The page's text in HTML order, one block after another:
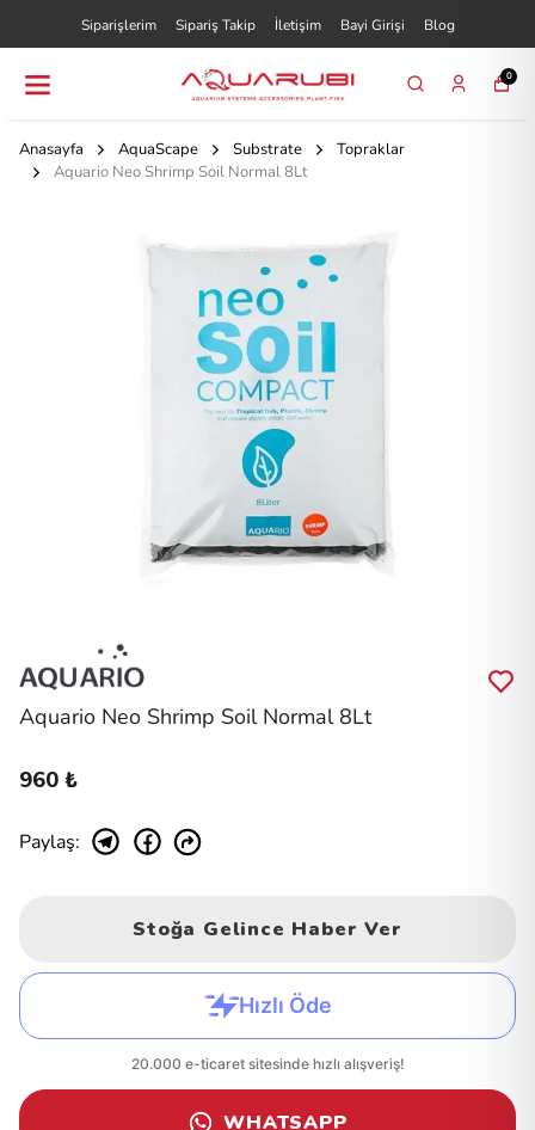
Siparişlerim Sipariş Takip İletişim Bayi Girişi Blog
0
Anasayfa AquaScape Substrate
Topraklar
Aquario Neo Shrimp Soil Normal 8Lt
Aquario Neo Shrimp Soil Normal 8Lt
960 ₺
Paylaş:
Stoğa Gelince Haber Ver
WHATSAPP